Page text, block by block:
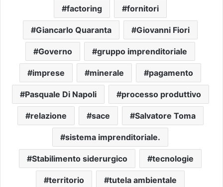
factoring fornitori
Giancarlo Quaranta Giovanni Fiori
Governo gruppo imprenditoriale
imprese minerale pagamento
Pasquale Di Napoli processo produttivo
relazione sace Salvatore Toma
sistema imprenditoriale.
Stabilimento siderurgico tecnologie
territorio tutela ambientale